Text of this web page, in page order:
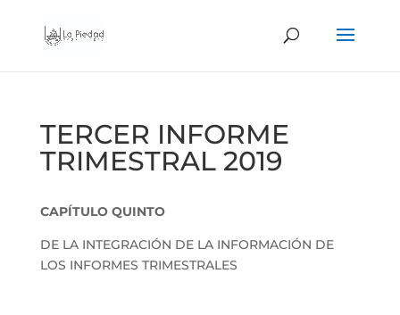
TERCER INFORME
TRIMESTRAL 2019
CAPÍTULO QUINTO
DE LA INTEGRACIÓN DE LA INFORMACIÓN DE
LOS INFORMES TRIMESTRALES